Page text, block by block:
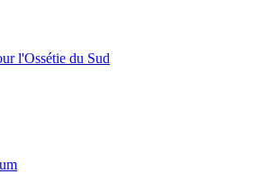
l'Ossétie du Sud